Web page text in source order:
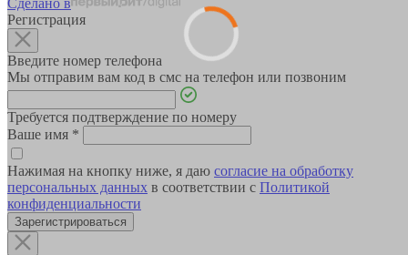
Сделано в
Регистрация
Введите номер телефона
Мы отправим вам код в смс на телефон или позвоним
Требуется подтверждение по номеру
Ваше имя *
Нажимая на кнопку ниже, я даю согласие на обработку
персональных данных в соответствии с Политикой
конфиденциальности
Зарегистрироваться